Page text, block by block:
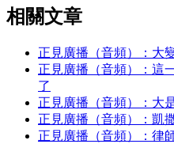
相關文章
正見廣播（音頻）：大
正見廣播（音頻）：這
了
正見廣播（音頻）：大
正見廣播（音頻）：凱
正見廣播（音頻）：律